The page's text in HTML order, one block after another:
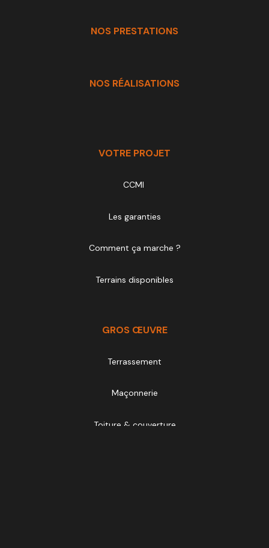
NOS PRESTATIONS
NOS RÉALISATIONS
VOTRE PROJET
CCMI
Les garanties
Comment ça marche ?
Terrains disponibles
GROS ŒUVRE
Terrassement
Maçonnerie
Toiture & couverture